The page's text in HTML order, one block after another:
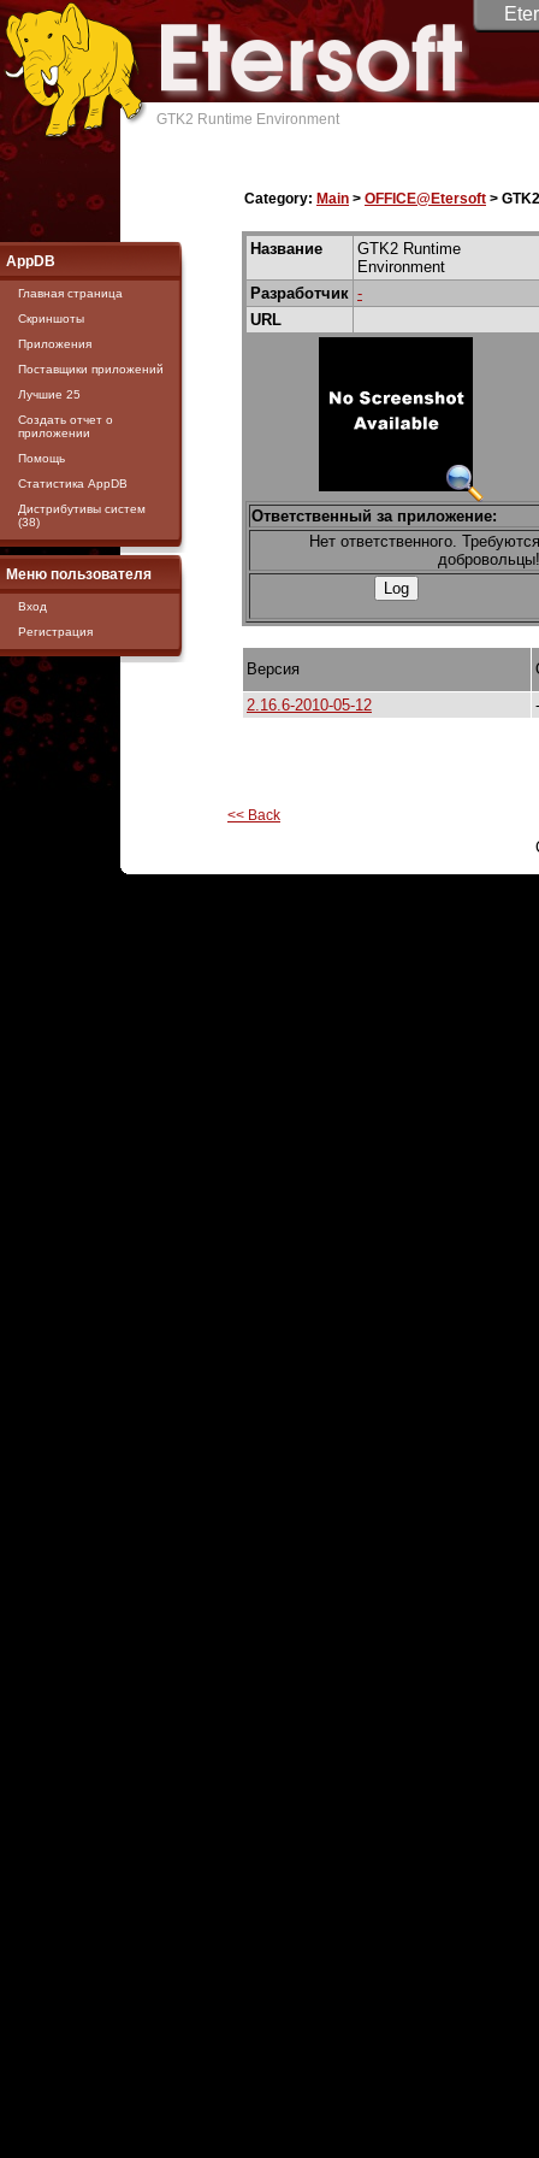
GTK2 Runtime Environment
AppDB
Главная страница
Скриншоты
Приложения
Поставщики приложений
Лучшие 25
Создать отчет о
приложении
Помощь
Статистика AppDB
Дистрибутивы систем
(38)
Меню пользователя
Вход
Регистрация
Category: Main > OFFICE@Etersoft >
Название
GTK2 Runtime
Environment
Разработчик -
URL
Ответственный за приложение:
Нет ответственного. Требуются
добровольцы!
Версия
2.16.6-2010-05-12
-
<< Back